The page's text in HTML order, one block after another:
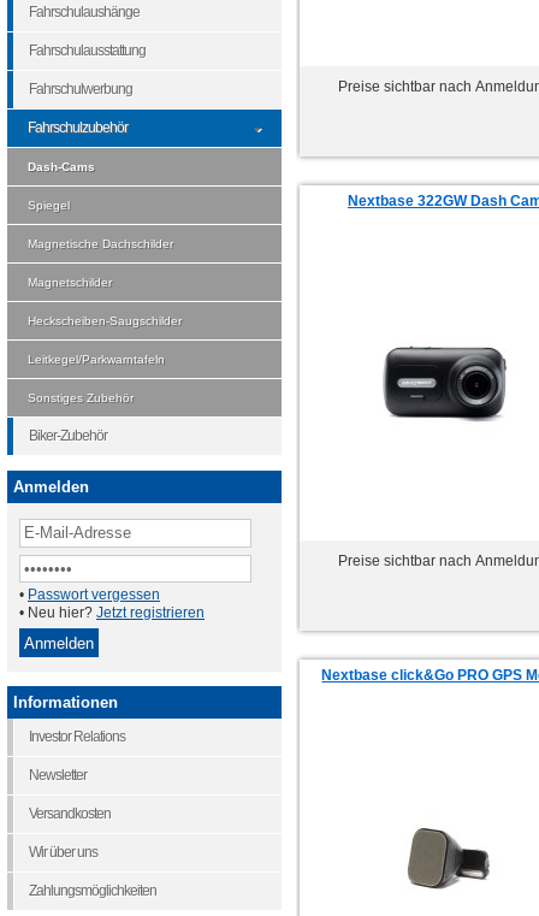
Preise sichtbar nach
Nextbase 322GW Dash
Preise sichtbar nach
Nextbase click&Go PRO GPS
Fahrschulaushänge
Fahrschulausstattung
Fahrschulwerbung
Fahrschulzubehör
Dash-Cams
Spiegel
Magnetische Dachschilder
Magnetschilder
Heckscheiben-Saugschilder
Leitkegel/Parkwarntafeln
Sonstiges Zubehör
Biker-Zubehör
Anmelden
• Passwort vergessen
• Neu hier? Jetzt registrieren
Informationen
Investor Relations
Newsletter
Versandkosten
Wir über uns
Zahlungsmöglichkeiten